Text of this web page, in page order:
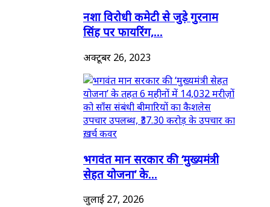
नशा विरोधी कमेटी से जुड़े गुरनाम
सिंह पर फायरिंग,...
अक्टूबर 26, 2023
भगवंत मान सरकार की ‘मुख्यमंत्री
सेहत योजना’ के...
जुलाई 27, 2026